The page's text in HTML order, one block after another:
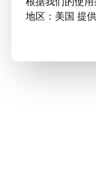
地区：美国 提